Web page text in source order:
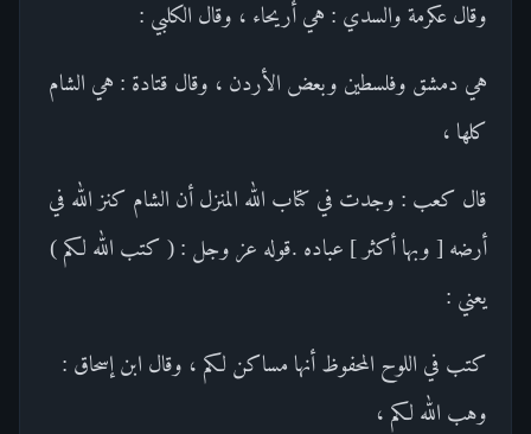
وقال عكرمة والسدي : هي أريحاء ، وقال الكلبي :
هي دمشق وفلسطين وبعض الأردن ، وقال قتادة : هي الشام
كلها ،
قال كعب : وجدت في كتاب الله المنزل أن الشام كنز الله في
أرضه [ وبها أكثر ] عباده .قوله عز وجل : ( كتب الله لكم )
يعني :
كتب في اللوح المحفوظ أنها مساكن لكم ، وقال ابن إسحاق :
وهب الله لكم ،